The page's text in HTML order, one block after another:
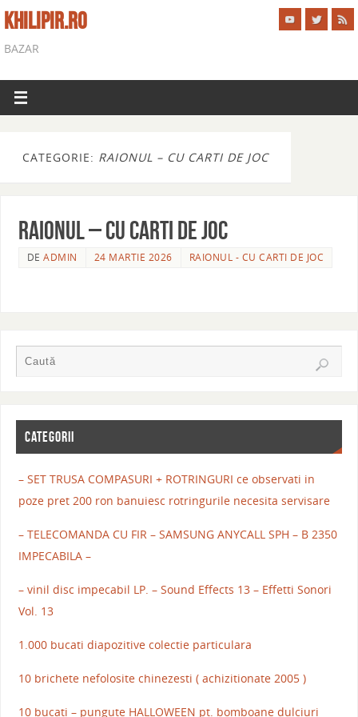
KHILIPIR.RO
BAZAR
CATEGORIE: RAIONUL – CU CARTI DE JOC
RAIONUL – CU CARTI DE JOC
DEADMIN 24 MARTIE 2026 RAIONUL - CU CARTI DE JOC
CATEGORII
– SET TRUSA COMPASURI + ROTRINGURI ce observati in
poze pret 200 ron banuiesc rotringurile necesita servisare
– TELECOMANDA CU FIR – SAMSUNG ANYCALL SPH – B 2350
IMPECABILA –
– vinil disc impecabil LP. – Sound Effects 13 – Effetti Sonori
Vol. 13
1.000 bucati diapozitive colectie particulara
10 brichete nefolosite chinezesti ( achizitionate 2005 )
10 bucati – pungute HALLOWEEN pt. bomboane dulciuri